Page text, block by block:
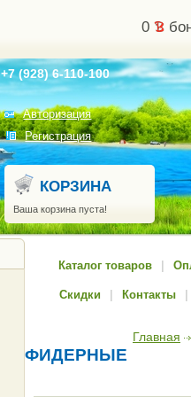
0
Авторизация
Регистрация
+7 (928) 6-110-100
КОРЗИНА
Ваша корзина пуста!
Каталог товаров
Скидки Контакты
ФИДЕРНЫЕ
Главная